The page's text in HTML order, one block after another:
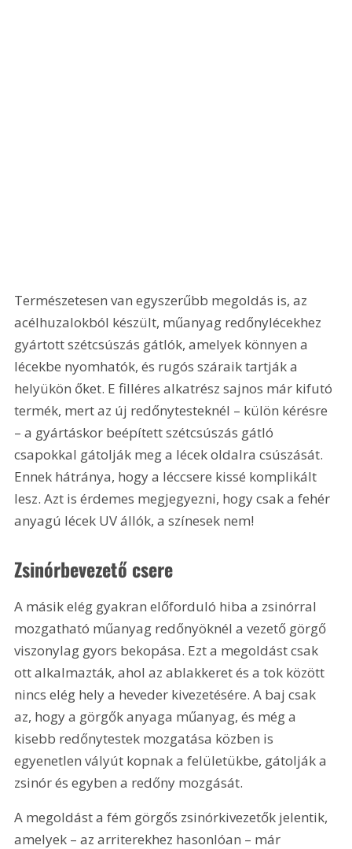
Természetesen van egyszerűbb megoldás is, az
acélhuzalokból készült, műanyag redőnylécekhez
gyártott szétcsúszás gátlók, amelyek könnyen a
lécekbe nyomhatók, és rugós száraik tartják a
helyükön őket. E filléres alkatrész sajnos már kifutó
termék, mert az új redőnytesteknél – külön kérésre
– a gyártáskor beépített szétcsúszás gátló
csapokkal gátolják meg a lécek oldalra csúszását.
Ennek hátránya, hogy a léccsere kissé komplikált
lesz. Azt is érdemes megjegyezni, hogy csak a fehér
anyagú lécek UV állók, a színesek nem!
Zsinórbevezető csere
A másik elég gyakran előforduló hiba a zsinórral
mozgatható műanyag redőnyöknél a vezető görgő
viszonylag gyors bekopása. Ezt a megoldást csak
ott alkalmazták, ahol az ablakkeret és a tok között
nincs elég hely a heveder kivezetésére. A baj csak
az, hogy a görgők anyaga műanyag, és még a
kisebb redőnytestek mozgatása közben is
egyenetlen vályút kopnak a felületükbe, gátolják a
zsinór és egyben a redőny mozgását.
A megoldást a fém görgős zsinórkivezetők jelentik,
amelyek – az arriterekhez hasonlóan – már